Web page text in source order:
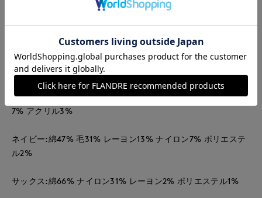
入れたことでカジュアルな抜け感をプラスしています。合わせ
るアイテム次第でオフィスやセレモニー、デイリーまで幅広い
シーンで活躍出来るアイテムです。
■素材
オフホワイト:綿63% ナイロン18% ポリエステル9% レーヨン
7% アクリル3%
ネイビー:綿47% 毛31% レーヨン13% ナイロン7% ポリエステ
ル2%
サックス:綿66% ナイロン31% レーヨン2% ポリエステル1%